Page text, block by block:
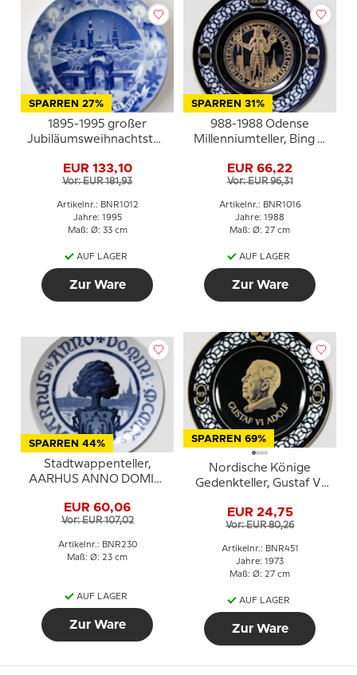
SPARREN 27%
1895-1995 großer
Jubiläumsweihnachtsteller,
Weihnachtsteller, Bing &
Gröndahl
EUR 133,10
Vor: EUR 181,93
Artikelnr.: BNR1012
Jahre: 1995
Maß: Ø: 33 cm
AUF LAGER
Zur Ware
SPARREN 31%
988-1988 Odense
Millenniumteller, Bing &
EUR 66,22
Vor: EUR 96,31
Artikelnr.: BNR1016
Jahre: 1988
Maß: Ø: 27 cm
AUF LAGER
Zur Ware
SPARREN 44%
Stadtwappenteller,
AARHUS ANNO DOMINI
EUR 60,06
Vor: EUR 107,02
Artikelnr.: BNR230
Maß: Ø: 23 cm
AUF LAGER
Zur Ware
SPARREN 69%
Nordische Könige
Gedenkteller, Gustaf VI
Gröndahl
EUR 24,75
Vor: EUR 80,26
Artikelnr.: BNR451
Jahre: 1973
Maß: Ø: 27 cm
AUF LAGER
Zur Ware